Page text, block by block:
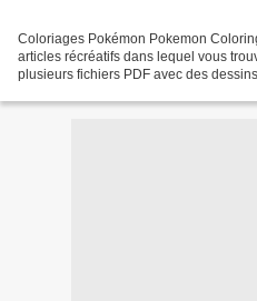
Coloriages Pokémon Pokemon
articles récréatifs dans lequel vous
plusieurs fichiers PDF avec des